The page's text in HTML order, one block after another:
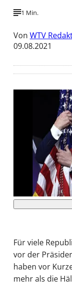
1 Min.
Von WTV
09.08.2021
Mit der
Hinweise
Für viele
vor der
haben vor
mehr als die